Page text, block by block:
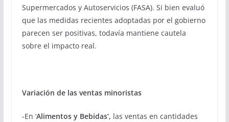
Supermercados y Autoservicios (FASA). Si bien evaluó
que las medidas recientes adoptadas por el gobierno
parecen ser positivas, todavía mantiene cautela
sobre el impacto real.
Variación de las ventas minoristas
-En ‘Alimentos y Bebidas’, las ventas en cantidades